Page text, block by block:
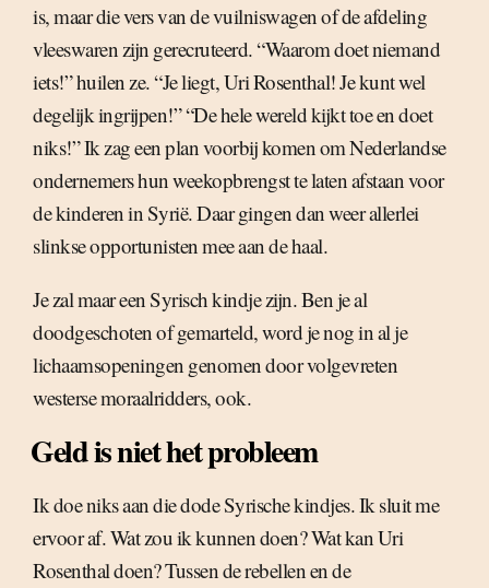
is, maar die vers van de vuilniswagen of de afdeling
vleeswaren zijn gerecruteerd. “Waarom doet niemand
iets!” huilen ze. “Je liegt, Uri Rosenthal! Je kunt wel
degelijk ingrijpen!” “De hele wereld kijkt toe en doet
niks!” Ik zag een plan voorbij komen om Nederlandse
ondernemers hun weekopbrengst te laten afstaan voor
de kinderen in Syrië. Daar gingen dan weer allerlei
slinkse opportunisten mee aan de haal.
Je zal maar een Syrisch kindje zijn. Ben je al
doodgeschoten of gemarteld, word je nog in al je
lichaamsopeningen genomen door volgevreten
westerse moraalridders, ook.
Geld is niet het probleem
Ik doe niks aan die dode Syrische kindjes. Ik sluit me
ervoor af. Wat zou ik kunnen doen? Wat kan Uri
Rosenthal doen? Tussen de rebellen en de